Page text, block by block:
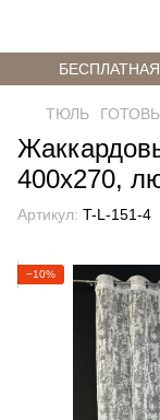
ТЮЛЬ
400х270,
Артикул: T-L-151-4
−10%